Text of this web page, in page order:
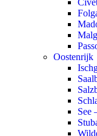
Oostenrijk
See